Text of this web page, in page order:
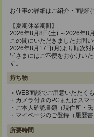
お仕事の詳細はご紹介・面談時
【夏期休業期間】
2026年8月8日(土) ～2026年8
この間にいただきましたお問い
2026年8月17日(月)より順次対
皆さまにはご不便をおかけい
す。
持ち物
＜WEB面談でご用意いただく
・カメラ付きのPCまたはスマ
・ご本人確認書類（現住所・
・マイページのご登録（履歴
所要時間